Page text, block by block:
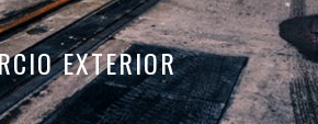
EXTERIOR